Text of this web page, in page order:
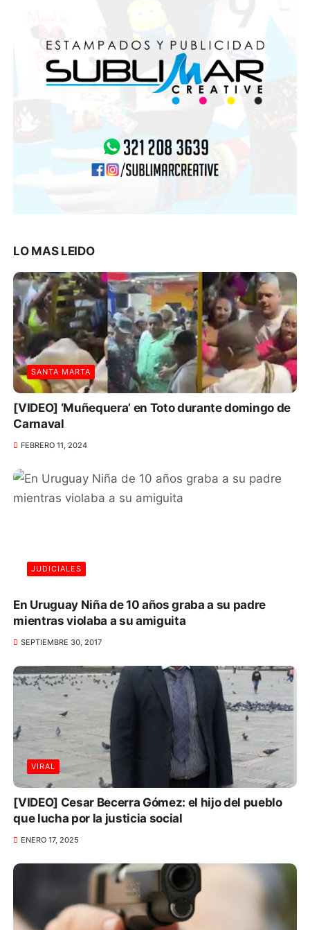
LO MAS LEIDO
SANTA MARTA
[VIDEO] ‘Muñequera’ en Toto durante domingo de
Carnaval
FEBRERO 11, 2024
JUDICIALES
En Uruguay Niña de 10 años graba a su padre
mientras violaba a su amiguita
SEPTIEMBRE 30, 2017
VIRAL
[VIDEO] Cesar Becerra Gómez: el hijo del pueblo
que lucha por la justicia social
ENERO 17, 2025